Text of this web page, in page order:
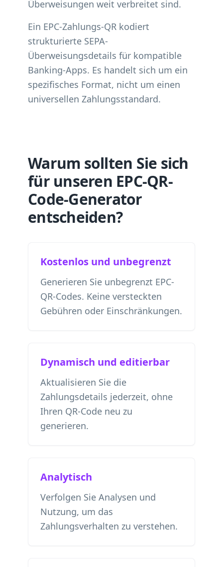
Überweisungen weit verbreitet sind.
Ein EPC-Zahlungs-QR kodiert
strukturierte SEPA-
Überweisungsdetails für kompatible
Banking-Apps. Es handelt sich um ein
spezifisches Format, nicht um einen
universellen Zahlungsstandard.
Warum sollten Sie sich
für unseren EPC-QR-
Code-Generator
entscheiden?
Kostenlos und unbegrenzt
Generieren Sie unbegrenzt EPC-
QR-Codes. Keine versteckten
Gebühren oder Einschränkungen.
Dynamisch und editierbar
Aktualisieren Sie die
Zahlungsdetails jederzeit, ohne
Ihren QR-Code neu zu
generieren.
Analytisch
Verfolgen Sie Analysen und
Nutzung, um das
Zahlungsverhalten zu verstehen.